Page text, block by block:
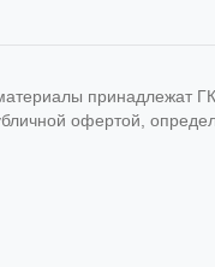
принадлежат
офертой,